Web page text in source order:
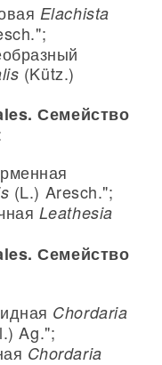
Elachista
(Kütz.)
Семейство
(L.) Aresch.";
Leathesia
Семейство
Chordaria
Ag.";
Chordaria